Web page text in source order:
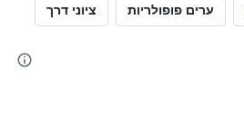
ערים פופולריות ציוני דרך